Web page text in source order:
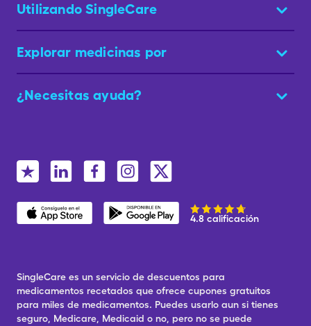
Utilizando SingleCare
Explorar medicinas por
¿Necesitas ayuda?
4.8 calificación
SingleCare es un servicio de descuentos para
medicamentos recetados que ofrece cupones gratuitos
para miles de medicamentos. Puedes usarlo aun si tienes
seguro, Medicare, Medicaid o no, pero no se puede